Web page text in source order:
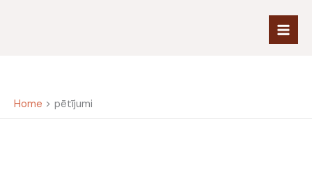
Home pētījumi